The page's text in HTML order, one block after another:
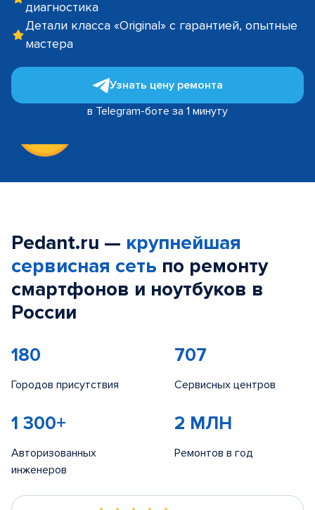
диагностика
Детали класса «Original» с гарантией, опытные
мастера
Узнать цену ремонта
в Telegram-боте за 1 минуту
Pedant.ru — крупнейшая
сервисная сеть по ремонту
смартфонов и ноутбуков в
России
180
Городов присутствия
707
Сервисных центров
1 300+
Авторизованных
инженеров
2 МЛН
Ремонтов в год